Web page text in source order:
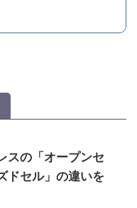
スの「オープンセ
ドセル」の違いを